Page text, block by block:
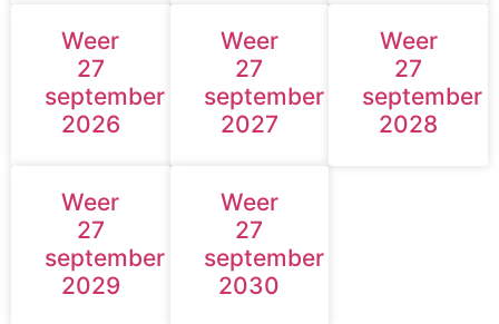
Weer
27
september
2026
Weer
27
september
2027
Weer
27
september
2028
Weer
27
september
2029
Weer
27
september
2030